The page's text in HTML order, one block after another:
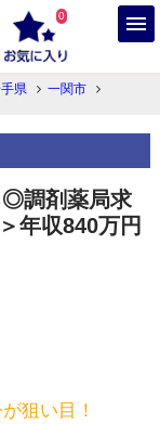
0
県
一関市
◎調剤薬局求
年収840万円
狙い目！